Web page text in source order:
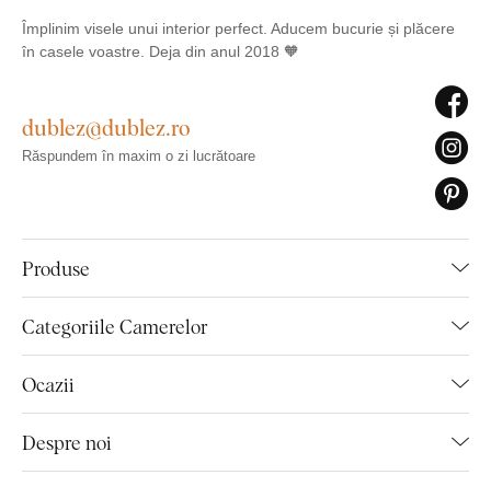
Împlinim visele unui interior perfect. Aducem bucurie și plăcere
în casele voastre. Deja din anul 2018 🧡
Produse
Categoriile Camerelor
Ocazii
Despre noi
dublez@dublez.ro
Răspundem în maxim o zi lucrătoare